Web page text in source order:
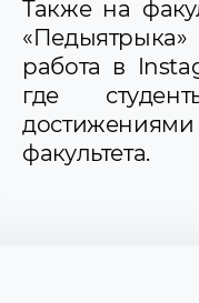
Также на
работа в
где
факультета.